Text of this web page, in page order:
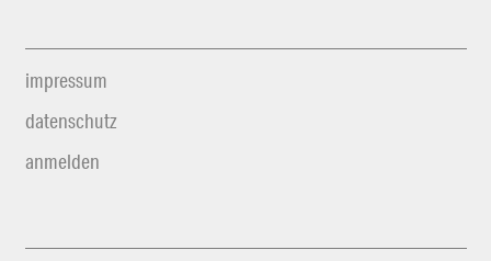
impressum
datenschutz
anmelden